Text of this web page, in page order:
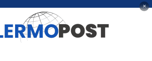
×